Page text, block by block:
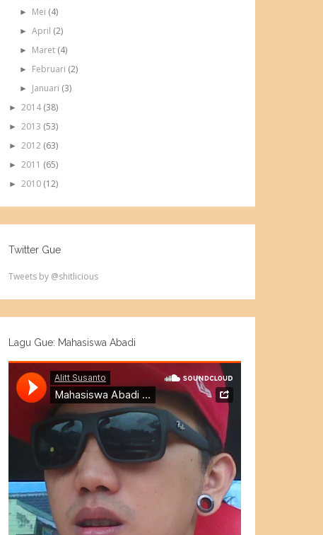
► Mei (4)
► April (2)
► Maret (4)
► Februari (2)
► Januari (3)
►2014 (38)
►2013 (53)
►2012 (63)
►2011 (65)
►2010 (12)
Twitter Gue
Tweets by @shitlicious
Lagu Gue: Mahasiswa Abadi